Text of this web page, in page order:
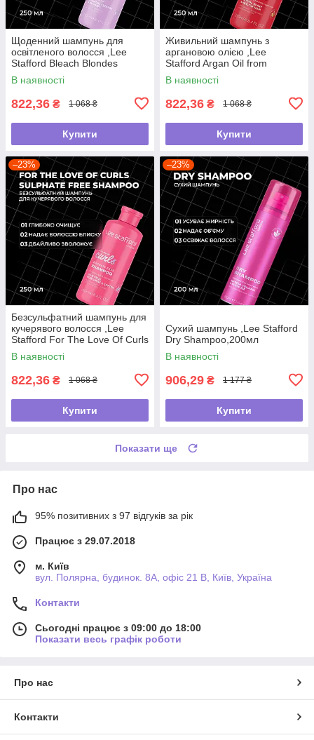
Щоденний шампунь для
освітленого волосся ,Lee
Stafford Bleach Blondes
,250мл
В наявності
822,36 ₴ 1 068 ₴
Купити
Живильний шампунь з
аргановою олією ,Lee
Stafford Argan Oil from
Morocco Nourishing Shampoo
,250мл
В наявності
822,36 ₴ 1 068 ₴
Купити
–23%
Безсульфатний шампунь для
кучерявого волосся ,Lee
Stafford For The Love Of Curls
Shampoo,250мл
В наявності
822,36 ₴ 1 068 ₴
Купити
–23%
Сухий шампунь ,Lee Stafford
Dry Shampoo,200мл
В наявності
906,29 ₴ 1 177 ₴
Купити
Показати ще
Про нас
95% позитивних з 97 відгуків за рік
Працює з 29.07.2018
м. Київ
вул. Полярна, будинок. 8А, офіс 21 В, Київ, Україна
Контакти
Сьогодні працює з 09:00 до 18:00
Показати весь графік роботи
Про нас
Контакти